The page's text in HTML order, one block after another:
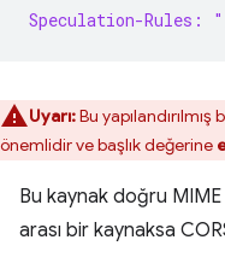
Speculation-Rules:
Uyarı:Bu
önemlidir ve başlık değerine
Bu kaynak doğru
arası bir kaynaksa